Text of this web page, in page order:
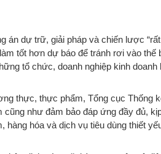
án dự trữ, giải pháp và chiến lược
tốt hơn dự báo để tránh rơi vào
tổ chức, doanh nghiệp kinh
thực, thực phẩm, Tổng cục Thống
như đảm bảo đáp ứng đầy đủ,
hàng hóa và dịch vụ tiêu dùng thiết